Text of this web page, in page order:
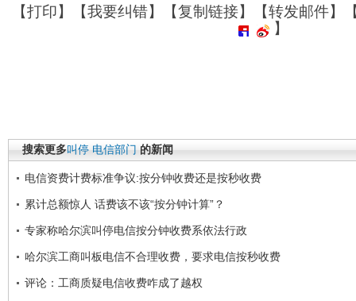
【打印】【我要纠错】【复制链接】【转发邮件】
】
搜索更多叫停 电信部门 的新闻
电信资费计费标准争议:按分钟收费还是按秒收费
累计总额惊人 话费该不该“按分钟计算”？
专家称哈尔滨叫停电信按分钟收费系依法行政
哈尔滨工商叫板电信不合理收费，要求电信按秒收费
评论：工商质疑电信收费咋成了越权